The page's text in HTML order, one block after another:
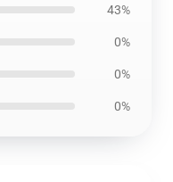
43%
0%
0%
0%